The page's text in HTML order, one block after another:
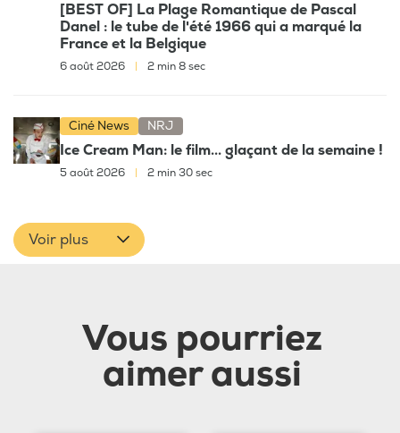
[BEST OF] La Plage Romantique de Pascal
Danel : le tube de l'été 1966 qui a marqué la
France et la Belgique
6 août 2026 2 min 8 sec
Ciné News NRJ
Ice Cream Man: le film... glaçant de la semaine !
5 août 2026 2 min 30 sec
Voir plus
Vous pourriez
aimer aussi